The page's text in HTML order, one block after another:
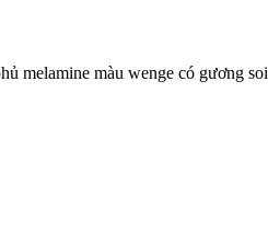
melamine màu wenge có gương soi